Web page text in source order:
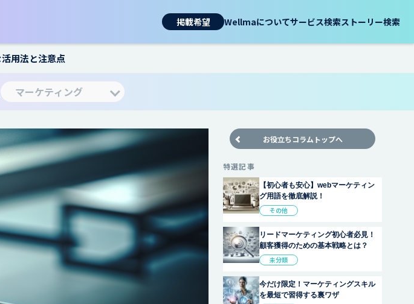
掲載希望 Wellmaについてサービス検索ストーリー検索
用法と注意点
お役立ちコラムトップへ
特選記事
【初心者も安心】webマーケティン
グ用語を徹底解説！
その他
リードマーケティング初心者必見！
顧客獲得のための基本戦略とは？
未分類
今だけ限定！マーケティングスキル
を最短で習得する裏ワザ